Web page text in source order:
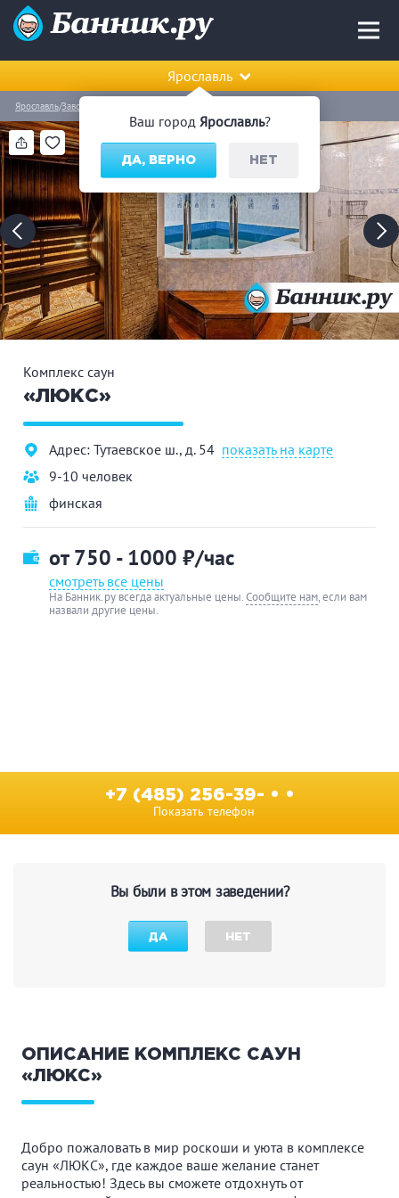
Ваш город Ярославль?
ДА, ВЕРНО НЕТ
Ярославль
Ярославль Заволжский район
Комплекс саун
«ЛЮКС»
Адрес: Тутаевское ш., д. 54 показать на карте
9-10 человек
финская
от 750 - 1000 ₽/час
смотреть все цены
На Банник.ру всегда актуальные цены.Сообщите нам, если вам
назвали другие цены.
+7 (485) 256-39- • •
Показать телефон
ОПИСАНИЕ КОМПЛЕКС САУН
«ЛЮКС»
Добро пожаловать в мир роскоши и уюта в комплексе
саун «ЛЮКС», где каждое ваше желание станет
реальностью! Здесь вы сможете отдохнуть от
Вы были в этом заведении?
ДА НЕТ